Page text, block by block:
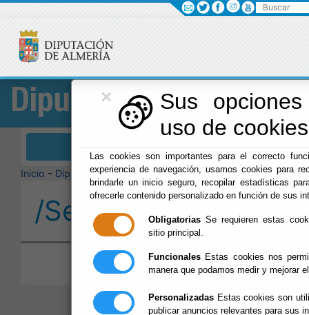
×
Sus
uso de
Las cookies son importantes para el correcto
experiencia de navegación, usamos cookies para
brindarle un inicio seguro, recopilar estadísticas
ofrecerle contenido personalizado en función de sus
Obligatorias Se requieren estas
sitio principal.
Funcionales Estas cookies nos
manera que podamos medir y mejorar
Personalizadas Estas cookies son
publicar anuncios relevantes para sus
Diputación
Inicio - Diputación -
/Servicios/
Buscar